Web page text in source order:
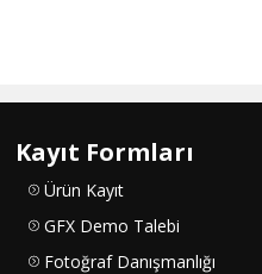
Kayıt Formları
Ürün Kayıt
GFX Demo Talebi
Fotoğraf Danışmanlığı